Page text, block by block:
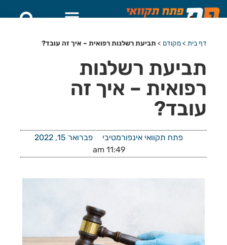
דף בית >מקודם > תביעת רשלנות רפואית – איך זה עובד?
תביעת רשלנות
רפואית – איך זה
עובד?
פתח תקוואי אינפורמטיבי
פברואר 15, 2022
11:49 am